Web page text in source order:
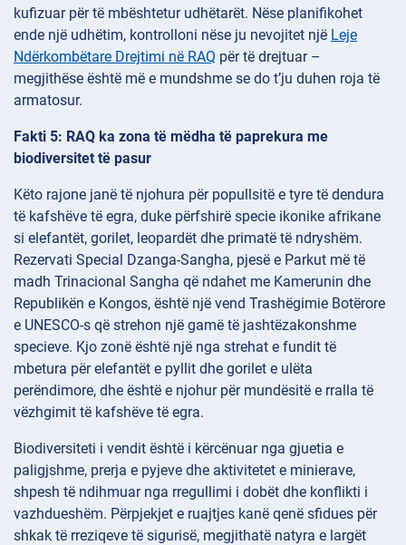
kufizuar për të mbështetur udhëtarët. Nëse planifikohet
ende një udhëtim, kontrolloni nëse ju nevojitet një Leje
Ndërkombëtare Drejtimi në RAQ për të drejtuar –
megjithëse është më e mundshme se do t’ju duhen roja të
armatosur.
Fakti 5: RAQ ka zona të mëdha të paprekura me
biodiversitet të pasur
Këto rajone janë të njohura për popullsitë e tyre të dendura
të kafshëve të egra, duke përfshirë specie ikonike afrikane
si elefantët, gorilet, leopardët dhe primatë të ndryshëm.
Rezervati Special Dzanga-Sangha, pjesë e Parkut më të
madh Trinacional Sangha që ndahet me Kamerunin dhe
Republikën e Kongos, është një vend Trashëgimie Botërore
e UNESCO-s që strehon një gamë të jashtëzakonshme
specieve. Kjo zonë është një nga strehat e fundit të
mbetura për elefantët e pyllit dhe gorilet e ulëta
perëndimore, dhe është e njohur për mundësitë e rralla të
vëzhgimit të kafshëve të egra.
Biodiversiteti i vendit është i kërcënuar nga gjuetia e
paligjshme, prerja e pyjeve dhe aktivitetet e minierave,
shpesh të ndihmuar nga rregullimi i dobët dhe konflikti i
vazhdueshëm. Përpjekjet e ruajtjes kanë qenë sfidues për
shkak të rreziqeve të sigurisë, megjithatë natyra e largët